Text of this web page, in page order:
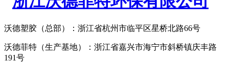
沃德塑胶（总部）：浙江省杭州市临平区星桥北路66号
沃德菲特（生产基地）：浙江省嘉兴市海宁市斜桥镇庆丰路
191号